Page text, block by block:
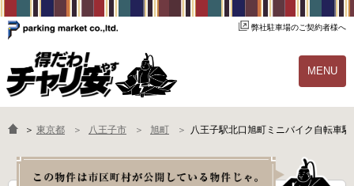
弊社駐車場のご契約者様へ
MENU
物件一覧 ご契約の流れ
よくあるご質問 駐輪場オーナー様へ
＞ 東京都 八王子市 旭町 八王子駅北口旭町ミニバイク自転車駐